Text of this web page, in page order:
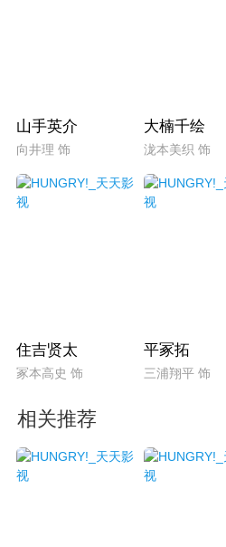
山手英介
向井理 饰
大楠千绘
泷本美织 饰
住吉贤太
冢本高史 饰
平冢拓
三浦翔平 饰
相关推荐